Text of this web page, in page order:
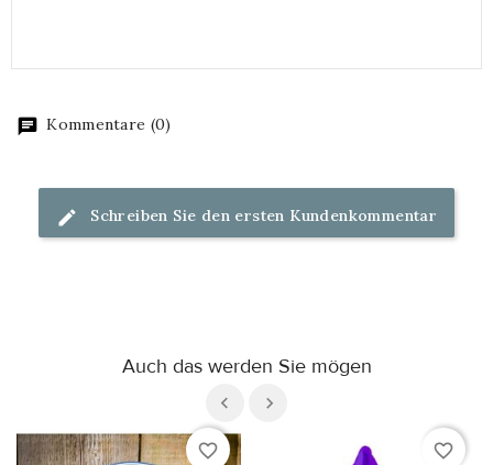
Kommentare (0)
Schreiben Sie den ersten Kundenkommentar
Auch das werden Sie mögen
favorite_border favorite_border